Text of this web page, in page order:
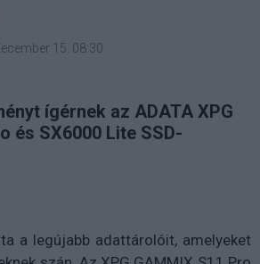
15. 08:30
ígérnek az ADATA XPG
és SX6000 Lite SSD-
a legújabb adattárolóit, amelyeket